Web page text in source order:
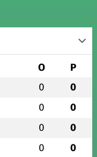
O P
0 0
0 0
0 0
0 0